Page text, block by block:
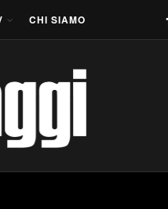
CHI SIAMO